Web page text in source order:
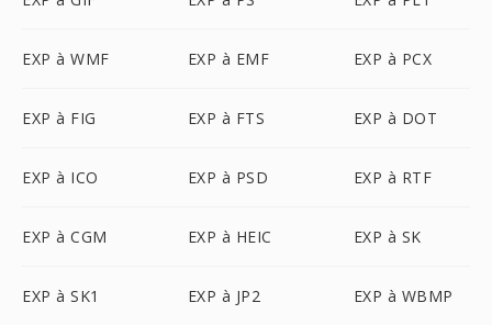
EXP à WMF EXP à EMF EXP à PCX
EXP à FIG EXP à FTS EXP à DOT
EXP à ICO EXP à PSD EXP à RTF
EXP à CGM EXP à HEIC EXP à SK
EXP à SK1 EXP à JP2 EXP à WBMP